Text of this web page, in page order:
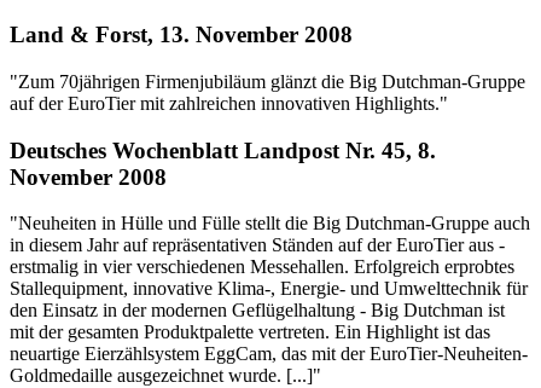
Land & Forst, 13. November 2008
"Zum 70jährigen Firmenjubiläum glänzt die Big Dutchman-Gruppe
auf der EuroTier mit zahlreichen innovativen Highlights."
Deutsches Wochenblatt Landpost Nr. 45, 8.
November 2008
"Neuheiten in Hülle und Fülle stellt die Big Dutchman-Gruppe auch
in diesem Jahr auf repräsentativen Ständen auf der EuroTier aus -
erstmalig in vier verschiedenen Messehallen. Erfolgreich erprobtes
Stallequipment, innovative Klima-, Energie- und Umwelttechnik für
den Einsatz in der modernen Geflügelhaltung - Big Dutchman ist
mit der gesamten Produktpalette vertreten. Ein Highlight ist das
neuartige Eierzählsystem EggCam, das mit der EuroTier-Neuheiten-
Goldmedaille ausgezeichnet wurde. [...]"